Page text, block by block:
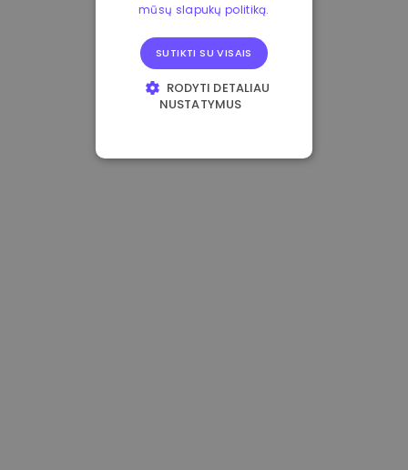
mūsų slapukų politiką.
SUTIKTI SU VISAIS
RODYTI DETALIAU
NUSTATYMUS